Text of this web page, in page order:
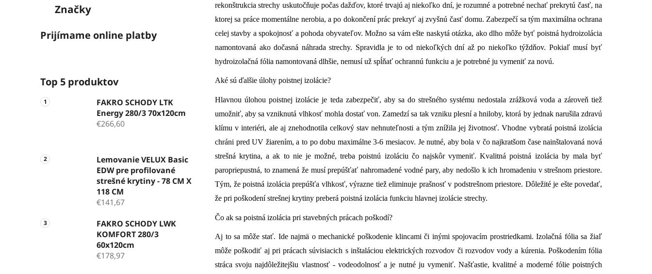
Značky
Prijímame online platby
Top 5 produktov
FAKRO SCHODY LTK
Energy 280/3 70x120cm
€266,60
Lemovanie VELUX Basic
EDW pre profilované
strešné krytiny - 78 CM X
118 CM
€141,67
FAKRO SCHODY LWK
KOMFORT 280/3
60x120cm
€178,97
rekonštrukcia strechy uskutočňuje počas dažďov, ktoré trvajú aj niekoľko dní, je rozumné a potrebné nechať prekrytú časť, na
ktorej sa práce momentálne nerobia, a po dokončení prác prekryť aj zvyšnú časť domu. Zabezpečí sa tým maximálna ochrana
celej stavby a spokojnosť a pohoda obyvateľov. Možno sa vám ešte naskytá otázka, ako dlho môže byť poistná hydroizolácia
namontovaná ako dočasná náhrada strechy. Spravidla je to od niekoľkých dní až po niekoľko týždňov. Pokiaľ musí byť
hydroizolačná fólia namontovaná dlhšie, nemusí už spĺňať ochrannú funkciu a je potrebné ju vymeniť za novú.
Aké sú ďalšie úlohy poistnej izolácie?
Hlavnou úlohou poistnej izolácie je teda zabezpečiť, aby sa do strešného systému nedostala zrážková voda a zároveň tiež
umožniť, aby sa vzniknutá vlhkosť mohla dostať von. Zamedzí sa tak vzniku plesní a hniloby, ktorá by jednak narušila zdravú
klímu v interiéri, ale aj znehodnotila celkový stav nehnuteľnosti a tým znížila jej životnosť. Vhodne vybratá poistná izolácia
chráni pred UV žiarením, a to po dobu maximálne 3-6 mesiacov. Je nutné, aby bola v čo najkratšom čase nainštalovaná nová
strešná krytina, a ak to nie je možné, treba poistnú izoláciu čo najskôr vymeniť. Kvalitná poistná izolácia by mala byť
paropriepustná, to znamená že musí prepúšťať nahromadené vodné pary, aby nedošlo k ich hromadeniu v strešnom priestore.
Tým, že poistná izolácia prepúšťa vlhkosť, výrazne tiež eliminuje prašnosť v podstrešnom priestore. Dôležité je ešte povedať,
že pri poškodení strešnej krytiny preberá poistná izolácia funkciu hlavnej izolácie strechy.
Čo ak sa poistná izolácia pri stavebných prácach poškodí?
Aj to sa môže stať. Ide najmä o mechanické poškodenie klincami či inými spojovacím prostriedkami. Izolačná fólia sa žiaľ
môže poškodiť aj pri prácach súvisiacich s inštaláciou elektrických rozvodov či rozvodov vody a kúrenia. Poškodením fólia
stráca svoju najdôležitejšiu vlastnosť - vodeodolnosť a je nutné ju vymeniť. Našťastie, kvalitné a moderné fólie poistných